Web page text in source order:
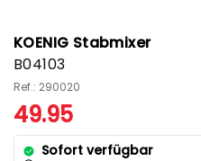
KOENIG Stabmixer
B04103
Ref.: 290020
49.95
Sofort verfügbar